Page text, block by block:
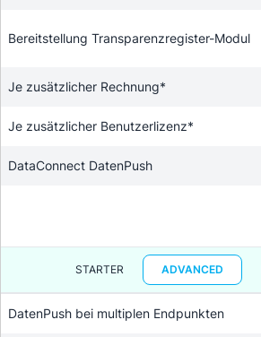
Bereitstellung Transparenzregister-Modul
Je zusätzlicher Rechnung*
Je zusätzlicher Benutzerlizenz*
DataConnect DatenPush
STARTER ADVANCED
DatenPush bei multiplen Endpunkten